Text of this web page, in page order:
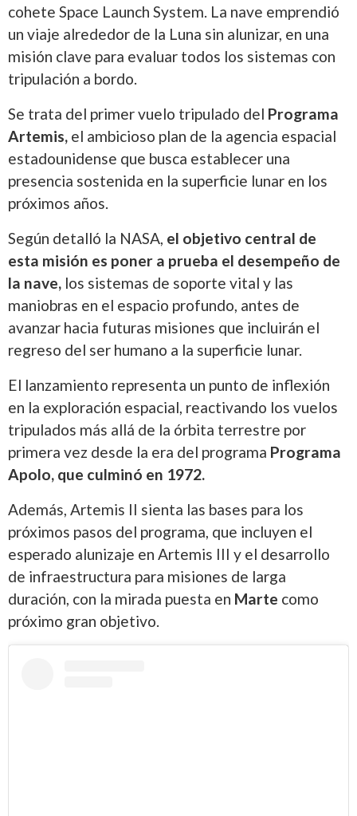
cohete Space Launch System. La nave emprendió
un viaje alrededor de la Luna sin alunizar, en una
misión clave para evaluar todos los sistemas con
tripulación a bordo.
Se trata del primer vuelo tripulado del Programa
Artemis, el ambicioso plan de la agencia espacial
estadounidense que busca establecer una
presencia sostenida en la superficie lunar en los
próximos años.
Según detalló la NASA, el objetivo central de
esta misión es poner a prueba el desempeño de
la nave, los sistemas de soporte vital y las
maniobras en el espacio profundo, antes de
avanzar hacia futuras misiones que incluirán el
regreso del ser humano a la superficie lunar.
El lanzamiento representa un punto de inflexión
en la exploración espacial, reactivando los vuelos
tripulados más allá de la órbita terrestre por
primera vez desde la era del programa Programa
Apolo, que culminó en 1972.
Además, Artemis II sienta las bases para los
próximos pasos del programa, que incluyen el
esperado alunizaje en Artemis III y el desarrollo
de infraestructura para misiones de larga
duración, con la mirada puesta en Marte como
próximo gran objetivo.